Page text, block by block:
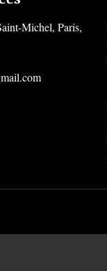
Michel, Paris,